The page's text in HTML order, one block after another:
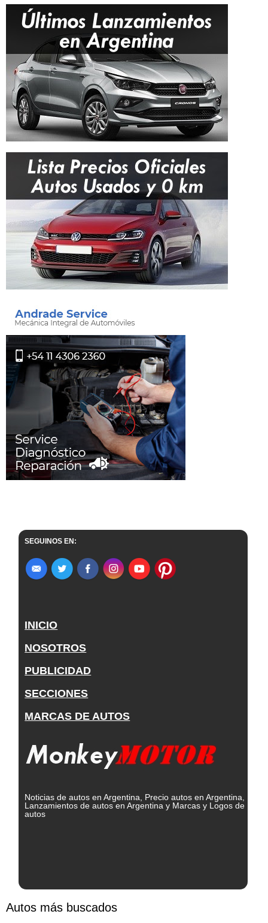
SEGUINOS EN:
INICIO
NOSOTROS
PUBLICIDAD
SECCIONES
MARCAS DE AUTOS
Noticias de autos en Argentina, Precio autos en Argentina,
Lanzamientos de autos en Argentina y Marcas y Logos de
autos
Autos más buscados